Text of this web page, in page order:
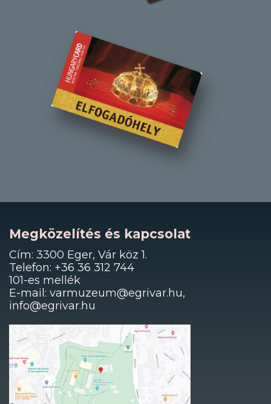
Megközelítés és kapcsolat
Cím: 3300 Eger, Vár köz 1.
Telefon: +36 36 312 744
101-es mellék
E-mail: varmuzeum@egrivar.hu,
info@egrivar.hu